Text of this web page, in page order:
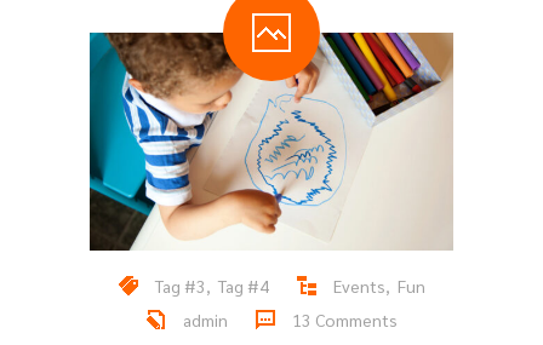
Tag #3, Tag #4 Events, Fun
admin
13 Comments